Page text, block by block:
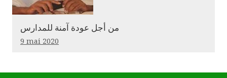
من أجل عودة آمنة للمدارس
9 mai 2020